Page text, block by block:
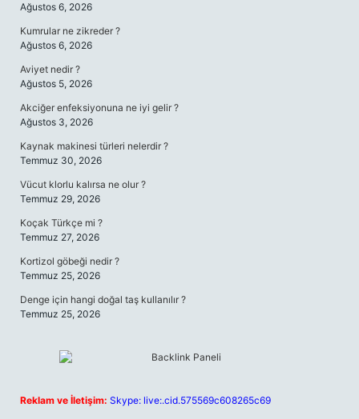
Ağustos 6, 2026
Kumrular ne zikreder ?
Ağustos 6, 2026
Aviyet nedir ?
Ağustos 5, 2026
Akciğer enfeksiyonuna ne iyi gelir ?
Ağustos 3, 2026
Kaynak makinesi türleri nelerdir ?
Temmuz 30, 2026
Vücut klorlu kalırsa ne olur ?
Temmuz 29, 2026
Koçak Türkçe mi ?
Temmuz 27, 2026
Kortizol göbeği nedir ?
Temmuz 25, 2026
Denge için hangi doğal taş kullanılır ?
Temmuz 25, 2026
Reklam ve İletişim: Skype: live:.cid.575569c608265c69